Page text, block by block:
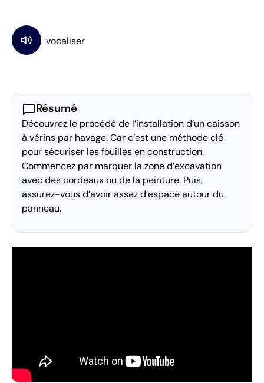
chat_bubbleRésumé
Découvrez le procédé de l’installation d’un caisson
à vérins par havage. Car c’est une méthode clé
pour sécuriser les fouilles en construction.
Commencez par marquer la zone d’excavation
avec des cordeaux ou de la peinture. Puis,
assurez-vous d’avoir assez d’espace autour du
panneau.